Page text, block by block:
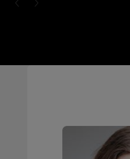
PREVIOUS CARD
NEXT CARD